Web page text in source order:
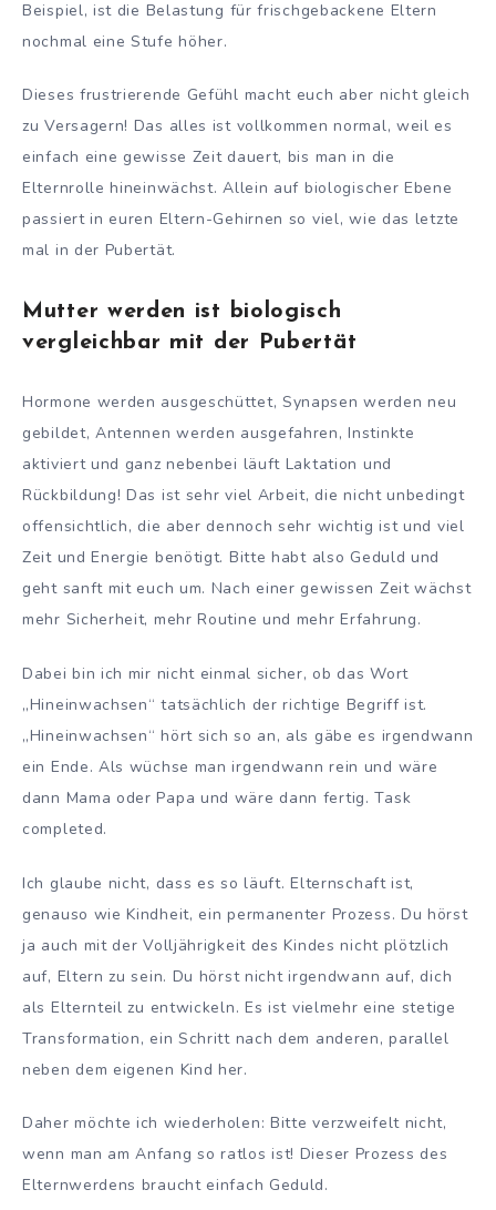
Beispiel, ist die Belastung für frischgebackene Eltern
nochmal eine Stufe höher.
Dieses frustrierende Gefühl macht euch aber nicht gleich
zu Versagern! Das alles ist vollkommen normal, weil es
einfach eine gewisse Zeit dauert, bis man in die
Elternrolle hineinwächst. Allein auf biologischer Ebene
passiert in euren Eltern-Gehirnen so viel, wie das letzte
mal in der Pubertät.
Mutter werden ist biologisch
vergleichbar mit der Pubertät
Hormone werden ausgeschüttet, Synapsen werden neu
gebildet, Antennen werden ausgefahren, Instinkte
aktiviert und ganz nebenbei läuft Laktation und
Rückbildung! Das ist sehr viel Arbeit, die nicht unbedingt
offensichtlich, die aber dennoch sehr wichtig ist und viel
Zeit und Energie benötigt. Bitte habt also Geduld und
geht sanft mit euch um. Nach einer gewissen Zeit wächst
mehr Sicherheit, mehr Routine und mehr Erfahrung.
Dabei bin ich mir nicht einmal sicher, ob das Wort
„Hineinwachsen“ tatsächlich der richtige Begriff ist.
„Hineinwachsen“ hört sich so an, als gäbe es irgendwann
ein Ende. Als wüchse man irgendwann rein und wäre
dann Mama oder Papa und wäre dann fertig. Task
completed.
Ich glaube nicht, dass es so läuft. Elternschaft ist,
genauso wie Kindheit, ein permanenter Prozess. Du hörst
ja auch mit der Volljährigkeit des Kindes nicht plötzlich
auf, Eltern zu sein. Du hörst nicht irgendwann auf, dich
als Elternteil zu entwickeln. Es ist vielmehr eine stetige
Transformation, ein Schritt nach dem anderen, parallel
neben dem eigenen Kind her.
Daher möchte ich wiederholen: Bitte verzweifelt nicht,
wenn man am Anfang so ratlos ist! Dieser Prozess des
Elternwerdens braucht einfach Geduld.